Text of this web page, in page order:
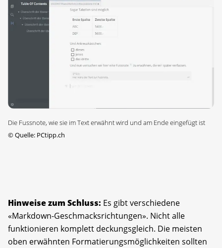
Die Fussnote, wie sie im Text erwähnt wird und am Ende eingefügt ist
©Quelle: PCtipp.ch
Hinweise zum Schluss: Es gibt verschiedene
«Markdown-Geschmacksrichtungen». Nicht alle
funktionieren komplett deckungsgleich. Die meisten
oben erwähnten Formatierungsmöglichkeiten sollten